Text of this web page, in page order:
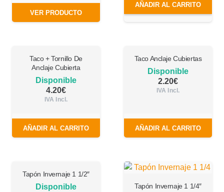
VER PRODUCTO
AÑADIR AL CARRITO
Taco + Tornillo De
Anclaje Cubierta
Disponible
4.20€
IVA Incl.
AÑADIR AL CARRITO
Taco Anclaje Cubiertas
Disponible
2.20€
IVA Incl.
AÑADIR AL CARRITO
Tapón Invernaje 1 1/2″
Disponible
Tapón Invernaje 1 1/4″